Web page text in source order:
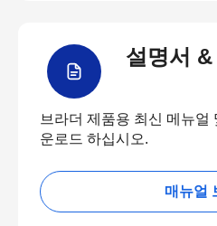
설명서
브라더 제품용 최신 메뉴얼
운로드 하십시오.
매뉴얼